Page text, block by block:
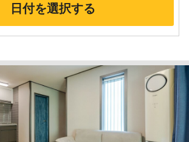
日付を選択する